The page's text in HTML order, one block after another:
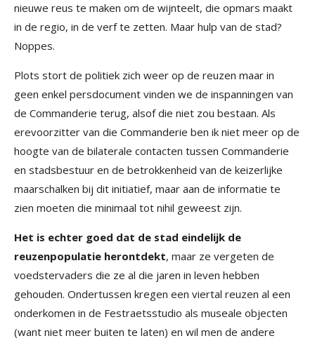
nieuwe reus te maken om de wijnteelt, die opmars maakt
in de regio, in de verf te zetten. Maar hulp van de stad?
Noppes.
Plots stort de politiek zich weer op de reuzen maar in
geen enkel persdocument vinden we de inspanningen van
de Commanderie terug, alsof die niet zou bestaan. Als
erevoorzitter van die Commanderie ben ik niet meer op de
hoogte van de bilaterale contacten tussen Commanderie
en stadsbestuur en de betrokkenheid van de keizerlijke
maarschalken bij dit initiatief, maar aan de informatie te
zien moeten die minimaal tot nihil geweest zijn.
Het is echter goed dat de stad eindelijk de
reuzenpopulatie herontdekt, maar ze vergeten de
voedstervaders die ze al die jaren in leven hebben
gehouden. Ondertussen kregen een viertal reuzen al een
onderkomen in de Festraetsstudio als museale objecten
(want niet meer buiten te laten) en wil men de andere